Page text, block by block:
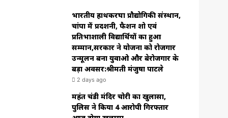
भारतीय हाथकरघा प्रौद्योगिकी संस्थान,
चांपा में प्रदर्शनी, फैशन शो एवं
प्रतिभाशाली विद्यार्थियों का हुआ
सम्मान,सरकार ने योजना को रोजगार
उन्मूलन बना युवाओ और बेरोजगार के
बड़ा अवसर:श्रीमती मंजुषा पाटले
2 days ago
महंत चंडी मंदिर चोरी का खुलासा,
पुलिस ने किया 4 आरोपी गिरफ्तार